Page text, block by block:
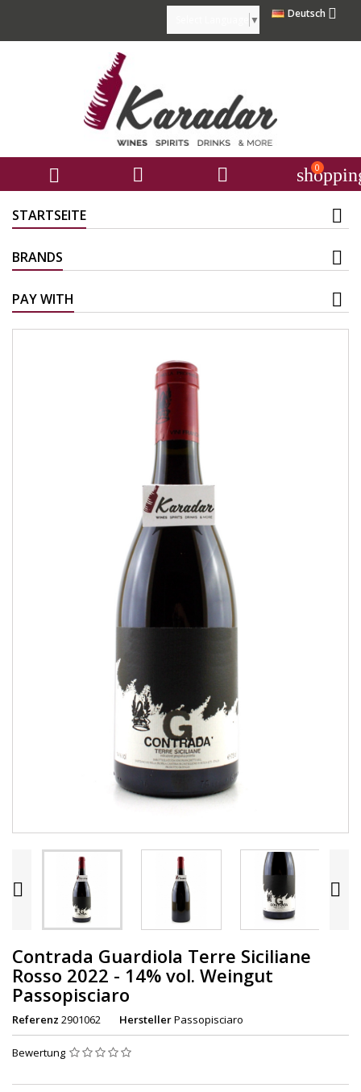
Deutsch 
▼
   0
STARTSEITE
BRANDS
PAY WITH
 
Contrada Guardiola Terre Siciliane
Rosso 2022 - 14% vol. Weingut
Passopisciaro
Referenz 2901062 HerstellerPassopisciaro
Bewertung